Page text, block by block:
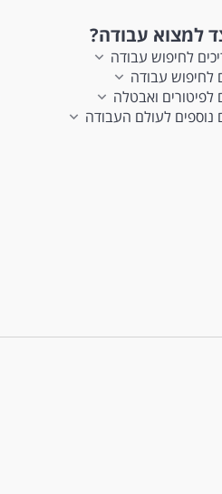
למצוא עבודה?
לחיפוש עבודה
לחיפוש עבודה
לפיטורים ואבטלה
נוספים לעולם העבודה